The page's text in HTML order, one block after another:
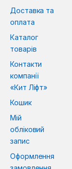
Доставка та
оплата
Каталог
товарів
Контакти
компанії
«Кит Ліфт»
Кошик
Мій
обліковий
запис
Оформлення